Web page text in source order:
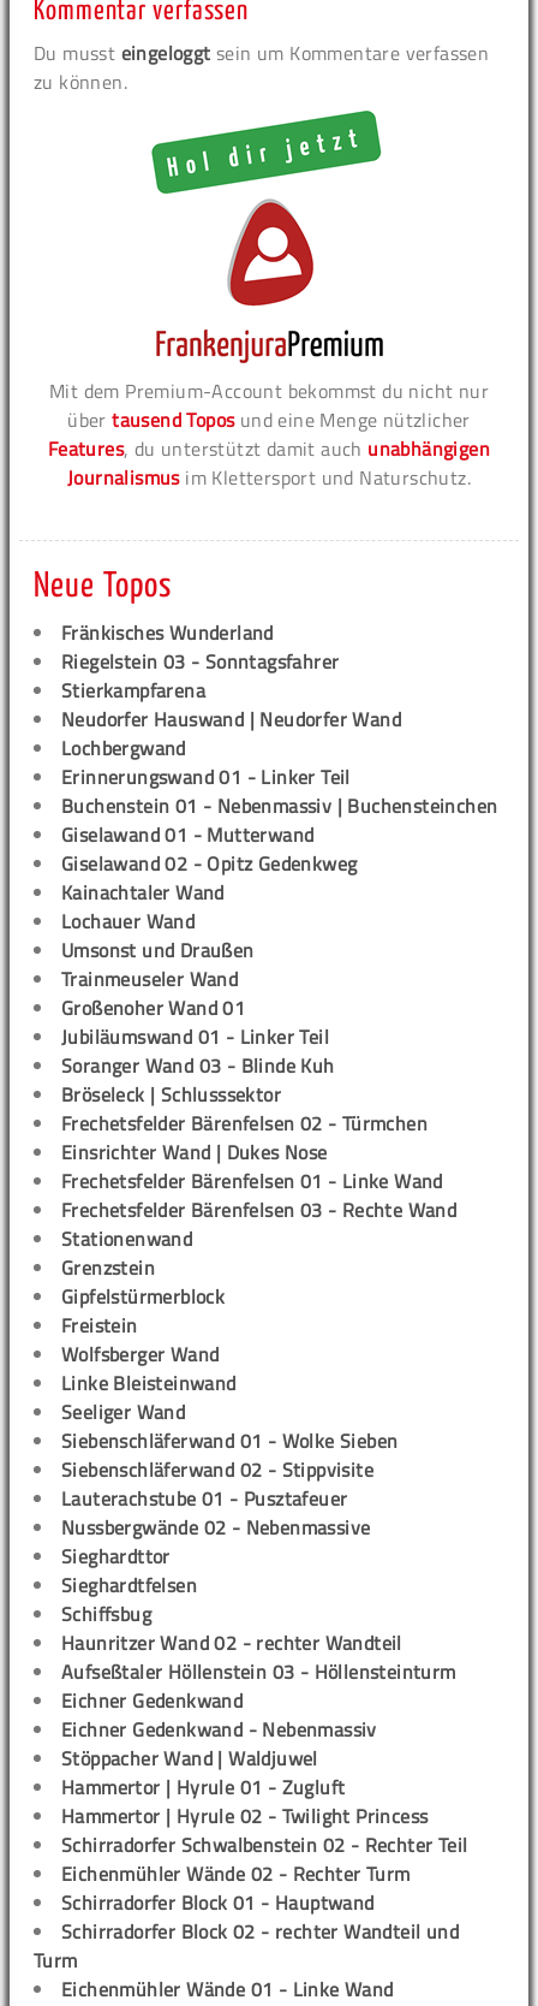
Kommentar verfassen
Du musst eingeloggt sein um Kommentare verfassen
zu können.
Mit dem Premium-Account bekommst du nicht nur
übertausend Toposund eine Menge nützlicher
Features, du unterstützt damit auch unabhängigen
Journalismusim Klettersport und Naturschutz.
Neue Topos
Fränkisches Wunderland
Riegelstein 03 - Sonntagsfahrer
Stierkampfarena
Neudorfer Hauswand | Neudorfer Wand
Lochbergwand
Erinnerungswand 01 - Linker Teil
Buchenstein 01 - Nebenmassiv | Buchensteinchen
Giselawand 01 - Mutterwand
Giselawand 02 - Opitz Gedenkweg
Kainachtaler Wand
Lochauer Wand
Umsonst und Draußen
Trainmeuseler Wand
Großenoher Wand 01
Jubiläumswand 01 - Linker Teil
Soranger Wand 03 - Blinde Kuh
Bröseleck | Schlusssektor
Frechetsfelder Bärenfelsen 02 - Türmchen
Einsrichter Wand | Dukes Nose
Frechetsfelder Bärenfelsen 01 - Linke Wand
Frechetsfelder Bärenfelsen 03 - Rechte Wand
Stationenwand
Grenzstein
Gipfelstürmerblock
Freistein
Wolfsberger Wand
Linke Bleisteinwand
Seeliger Wand
Siebenschläferwand 01 - Wolke Sieben
Siebenschläferwand 02 - Stippvisite
Lauterachstube 01 - Pusztafeuer
Nussbergwände 02 - Nebenmassive
Sieghardttor
Sieghardtfelsen
Schiffsbug
Haunritzer Wand 02 - rechter Wandteil
Aufseßtaler Höllenstein 03 - Höllensteinturm
Eichner Gedenkwand
Eichner Gedenkwand - Nebenmassiv
Stöppacher Wand | Waldjuwel
Hammertor | Hyrule 01 - Zugluft
Hammertor | Hyrule 02 - Twilight Princess
Schirradorfer Schwalbenstein 02 - Rechter Teil
Eichenmühler Wände 02 - Rechter Turm
Schirradorfer Block 01 - Hauptwand
Schirradorfer Block 02 - rechter Wandteil und
Turm
Eichenmühler Wände 01 - Linke Wand